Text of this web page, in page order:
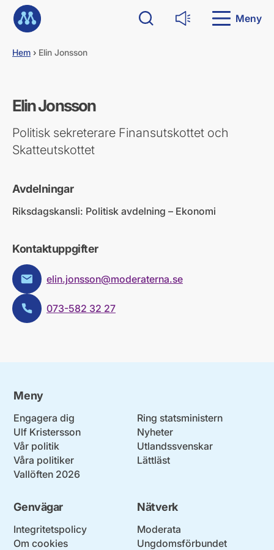
Sök
Läs upp Meny
Hem › Elin Jonsson
Elin Jonsson
Politisk sekreterare Finansutskottet och
Skatteutskottet
Avdelningar
Riksdagskansli: Politisk avdelning – Ekonomi
Kontaktuppgifter
E-post:elin.jonsson@moderaterna.se
Telefon:073-582 32 27
Meny
Engagera dig
Ulf Kristersson
Vår politik
Våra politiker
Vallöften 2026
Ring statsministern
Nyheter
Utlandssvenskar
Lättläst
Genvägar
Integritetspolicy
Om cookies
Nätverk
Moderata
Ungdomsförbundet